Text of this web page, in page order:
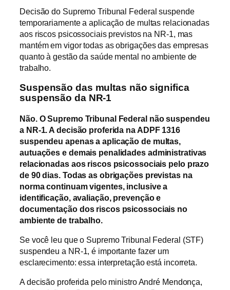
Decisão do Supremo Tribunal Federal suspende
temporariamente a aplicação de multas relacionadas
aos riscos psicossociais previstos na NR-1, mas
mantém em vigor todas as obrigações das empresas
quanto à gestão da saúde mental no ambiente de
trabalho.
Suspensão das multas não significa
suspensão da NR-1
Não. O Supremo Tribunal Federal não suspendeu
a NR-1. A decisão proferida na ADPF 1316
suspendeu apenas a aplicação de multas,
autuações e demais penalidades administrativas
relacionadas aos riscos psicossociais pelo prazo
de 90 dias. Todas as obrigações previstas na
norma continuam vigentes, inclusive a
identificação, avaliação, prevenção e
documentação dos riscos psicossociais no
ambiente de trabalho.
Se você leu que o Supremo Tribunal Federal (STF)
suspendeu a NR-1, é importante fazer um
esclarecimento: essa interpretação está incorreta.
A decisão proferida pelo ministro André Mendonça,